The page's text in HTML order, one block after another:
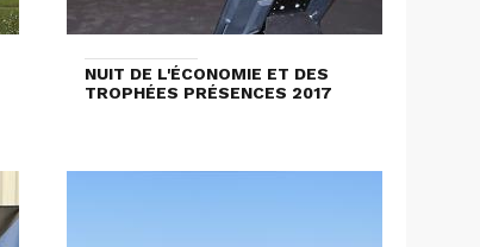
NUIT DE L'ÉCONOMIE ET DES
TROPHÉES PRÉSENCES 2017